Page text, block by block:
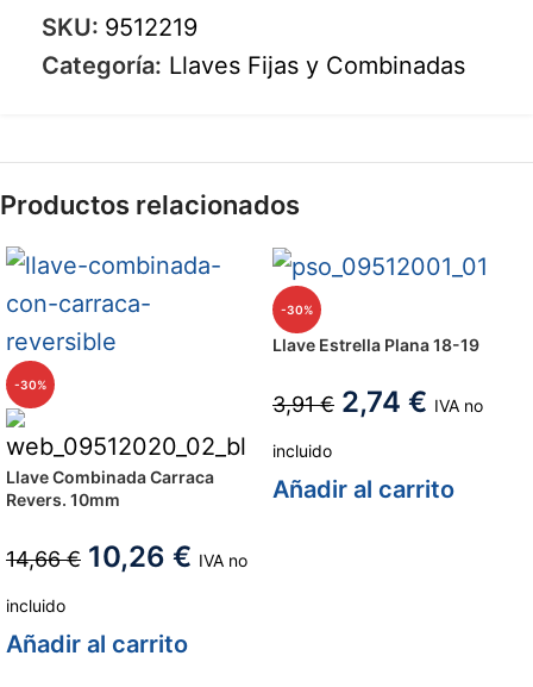
SKU: 9512219
Categoría: Llaves Fijas y Combinadas
Productos relacionados
-30%
Llave Combinada Carraca
Revers. 10mm
14,66€ 10,26 € IVA no
incluido
Añadir al carrito
-30%
Llave Estrella Plana 18-19
3,91€ 2,74 € IVA no
incluido
Añadir al carrito